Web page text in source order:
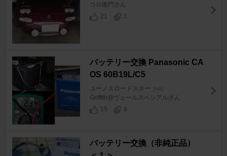
コロ衛門さん
21
1
バッテリー交換 Panasonic CA
OS 60B19L/C5
ユーノスロードスター [NA]
Griffith@ヴェールスペシアルさん
15
8
バッテリー交換（非純正品）